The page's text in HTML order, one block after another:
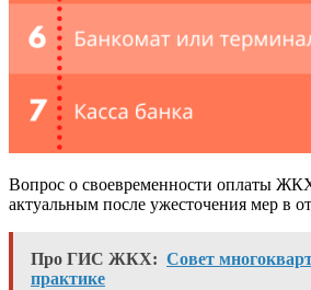
Вопрос о своевременности оплаты
актуальным после ужесточения мер в
Про ГИС ЖКХ: Совет
практике